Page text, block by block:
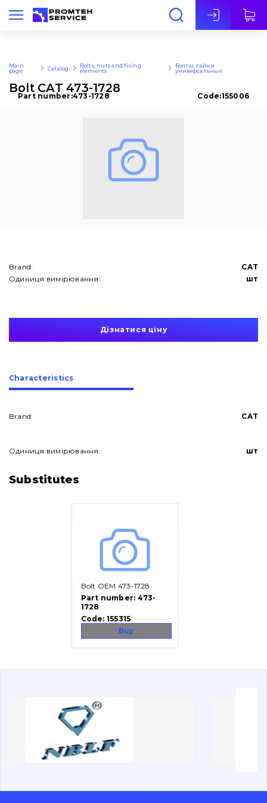
Eng
About Us
Bolts, nuts and fixing elements
Cutting edges and blades
Bucket and adapters shrouds
написати
Main
page
Catalog
Bolts, nuts and fixing
elements
Болты, гайки
универсальные
Bolt CAT 473-1728
Part number:473-1728 Code:155006
Brand:
CAT
Одиниця вимірювання:
шт
Дізнатися ціну
Сharacteristics
Brand: CAT
Одиниця вимірювання: шт
Substitutes
Bolt OEM 473-1728
Part number: 473-
1728
Code: 155315
Buy